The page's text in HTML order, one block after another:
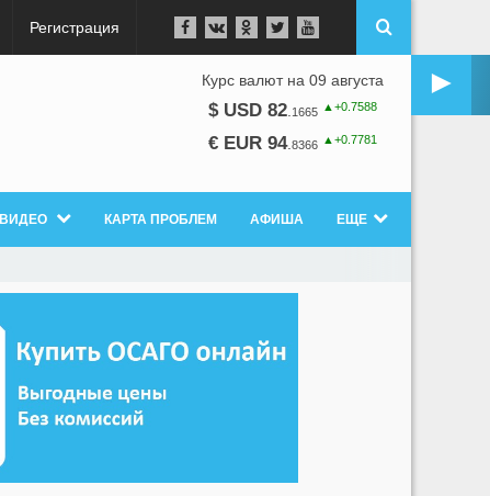
Регистрация
►
Курс валют на 09 августа
$ USD 82 1665 ▲+0.7588
€ EUR 94. 8366 ▲+0.7781
ВИДЕО КАРТА ПРОБЛЕМ АФИША ЕЩЕ